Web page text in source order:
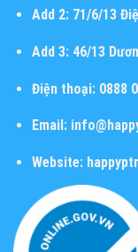
Add 2:71/6/13
Add 3:46/13
Điện thoại:0888
Email:
Website: